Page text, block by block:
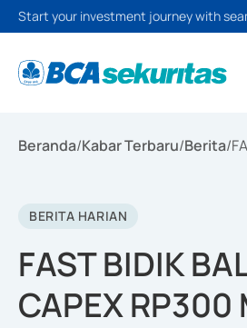
Start your investment journey with
Beranda/Kabar Terbaru/Berita/
BERITA HARIAN
FAST BIDIK
CAPEX RP300